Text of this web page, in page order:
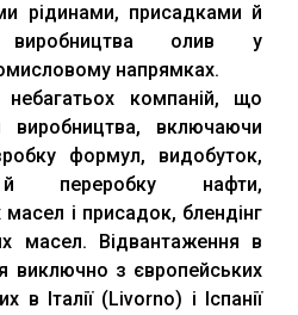
рідинами, присадками й
олив у
напрямках.
компаній, що
включаючи
формул, видобуток,
й переробку нафти,
і присадок, блендінг
масел. Відвантаження в
виключно з європейських
в Італії (Livorno) і Іспанії